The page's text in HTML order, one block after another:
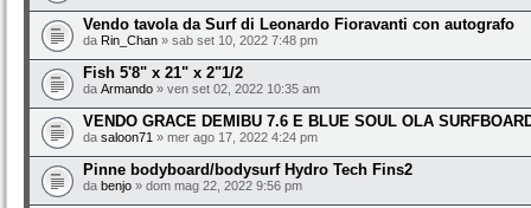
Vendo tavola da Surf di Leonardo Fioravanti con autografo
da Rin_Chan » sab set 10, 2022 7:48 pm
Fish 5'8" x 21" x 2"1/2
da Armando » ven set 02, 2022 10:35 am
VENDO GRACE DEMIBU 7.6 E BLUE SOUL OLA
da saloon71 » mer ago 17, 2022 4:24 pm
Pinne bodyboard/bodysurf Hydro Tech Fins2
da benjo » dom mag 22, 2022 9:56 pm